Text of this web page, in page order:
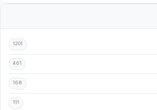
1201
461
168
111